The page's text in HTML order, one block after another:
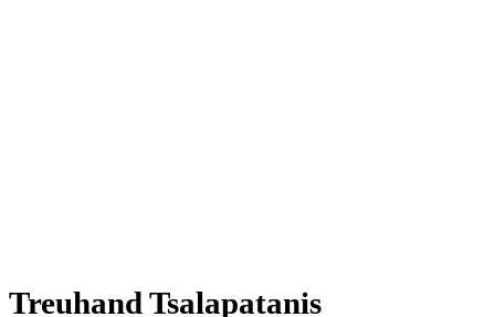
Treuhand Tsalapatanis